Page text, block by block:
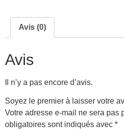
Avis (0)
Avis
Il n’y a pas encore d’avis.
Soyez le premier à laisser votre
Votre adresse e-mail ne sera pas
obligatoires sont indiqués avec *